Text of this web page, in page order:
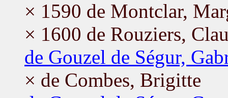
× 1590 de Montclar,
× 1600 de Rouziers,
de Gouzel de Ségur,
× de Combes, Brigitte